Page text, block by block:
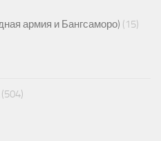
армия и Бангсаморо) (15)
(504)